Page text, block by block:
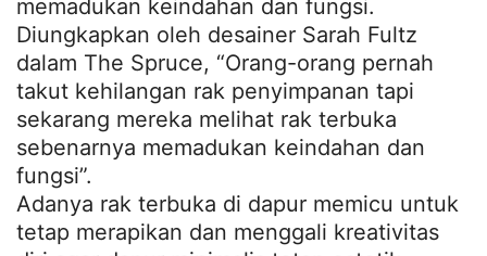
memadukan keindahan dan fungsi.
Diungkapkan oleh desainer Sarah Fultz
dalam The Spruce, “Orang-orang pernah
takut kehilangan rak penyimpanan tapi
sekarang mereka melihat rak terbuka
sebenarnya memadukan keindahan dan
fungsi”.
Adanya rak terbuka di dapur memicu untuk
tetap merapikan dan menggali kreativitas